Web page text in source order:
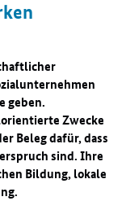
geben.
Zwecke
Beleg dafür, dass
sind. Ihre
Bil­dung, lokale